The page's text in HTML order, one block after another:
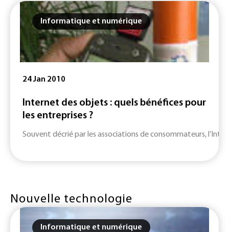
Informatique et numérique
24 Jan 2010
Internet des objets : quels bénéfices pour
les entreprises ?
Souvent décrié par les associations de consommateurs,
Nouvelle technologie
Informatique et numérique